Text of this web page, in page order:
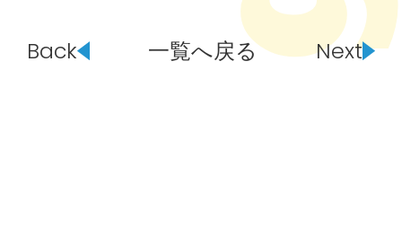
Back 一覧へ戻る Next